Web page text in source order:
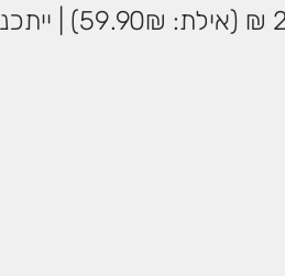
שליח עד הבית עד 5